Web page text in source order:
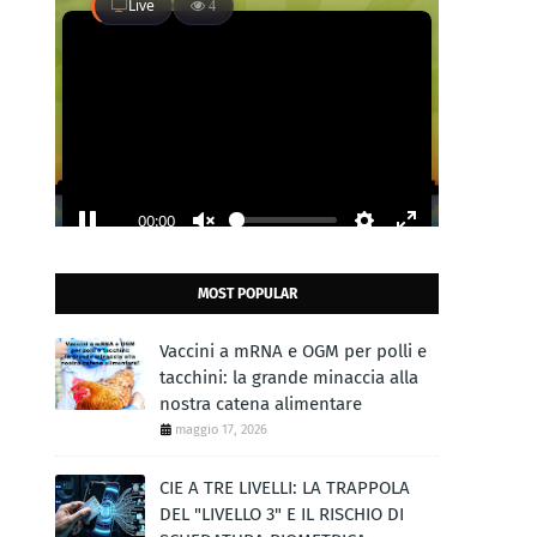
MOST POPULAR
Vaccini a mRNA e OGM per polli e
tacchini: la grande minaccia alla
nostra catena alimentare
maggio 17, 2026
CIE A TRE LIVELLI: LA TRAPPOLA
DEL "LIVELLO 3" E IL RISCHIO DI